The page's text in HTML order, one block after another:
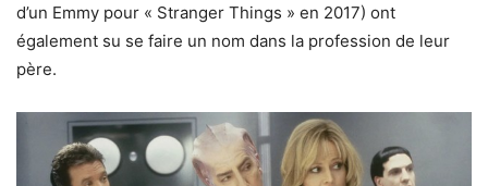
d’un Emmy pour « Stranger Things » en 2017) ont
également su se faire un nom dans la profession de leur
père.